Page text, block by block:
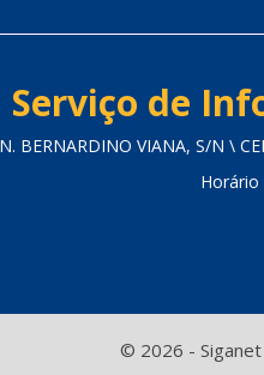
Serviço de
BERNARDINO VIANA, S/N \
Horário
© 2026 -